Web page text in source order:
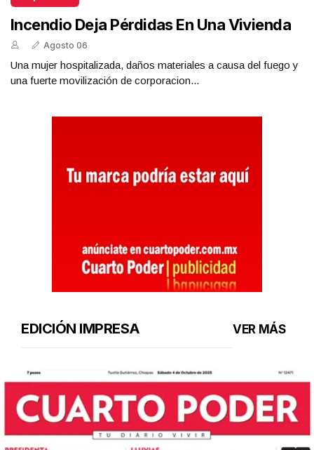
Incendio Deja Pérdidas En Una Vivienda
Agosto 06
Una mujer hospitalizada, daños materiales a causa del fuego y
una fuerte movilización de corporacion...
EDICIÓN IMPRESA VER MÁS